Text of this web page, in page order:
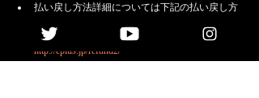
払い戻し方法詳細については下記の払い戻し方
公演延期 払い戻し方法確認チャート
http://eplus.jp/refund2/